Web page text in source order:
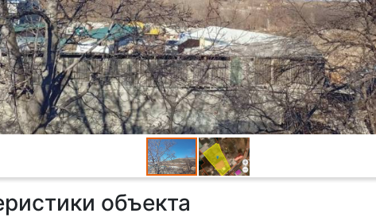
объекта